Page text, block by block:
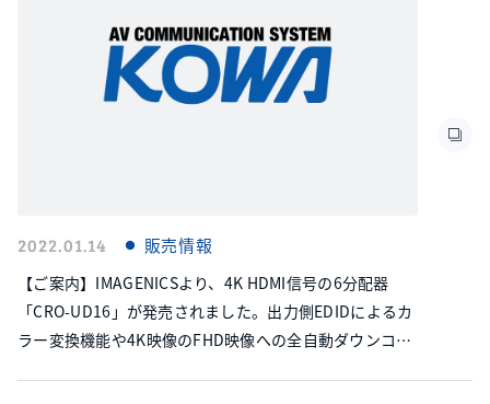
2022.01.14 販売情報
【ご案内】IMAGENICSより、4K HDMI信号の6分配器
「CRO-UD16」が発売されました。出力側EDIDによるカ
ラー変換機能や4K映像のFHD映像への全自動ダウンコン